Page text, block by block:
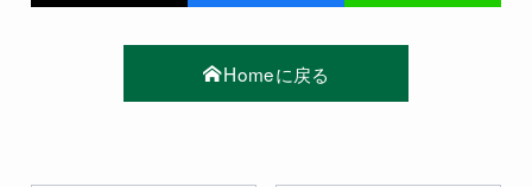
Homeに戻る